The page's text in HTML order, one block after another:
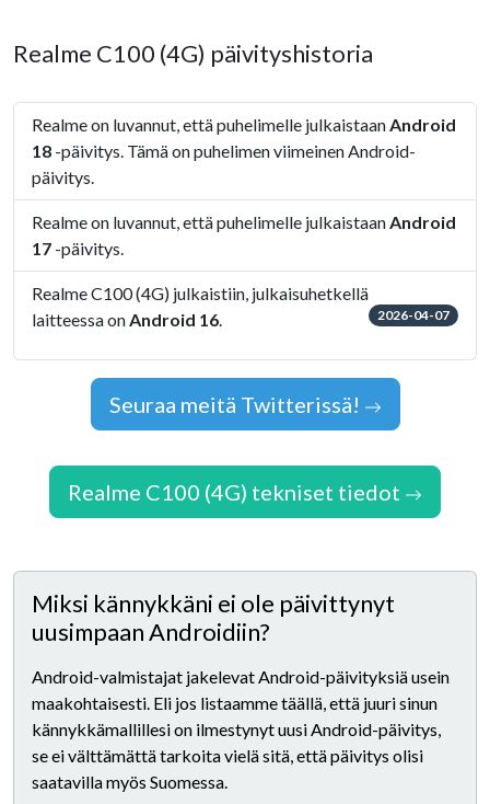
Realme C100 (4G) päivityshistoria
Realme on luvannut, että puhelimelle julkaistaanAndroid
18 -päivitys. Tämä on puhelimen viimeinen Android-
päivitys.
Realme on luvannut, että puhelimelle julkaistaanAndroid
17 -päivitys.
Realme C100 (4G) julkaistiin, julkaisuhetkellä
laitteessa onAndroid 16. 2026-04-07
Seuraa meitä Twitterissä!
Realme C100 (4G) tekniset tiedot
Miksi kännykkäni ei ole päivittynyt
uusimpaan Androidiin?
Android-valmistajat jakelevat Android-päivityksiä usein
maakohtaisesti. Eli jos listaamme täällä, että juuri sinun
kännykkämallillesi on ilmestynyt uusi Android-päivitys,
se ei välttämättä tarkoita vielä sitä, että päivitys olisi
saatavilla myös Suomessa.